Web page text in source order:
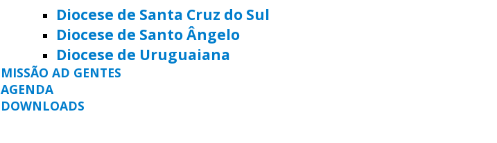
Diocese de Santa Cruz do Sul
Diocese de Santo Ângelo
Diocese de Uruguaiana
MISSÃO AD GENTES
AGENDA
DOWNLOADS